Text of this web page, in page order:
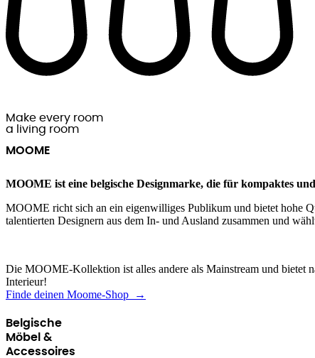
Make every room
a living room
MOOME
MOOME ist eine belgische Designmarke, die für kompaktes
MOOME richt sich an ein eigenwilliges Publikum und bietet hohe
talentierten Designern aus dem In- und Ausland zusammen und
Die MOOME-Kollektion ist alles andere als Mainstream und bietet
Interieur!
Finde deinen Moome-Shop →
Belgische
Möbel &
Accessoires